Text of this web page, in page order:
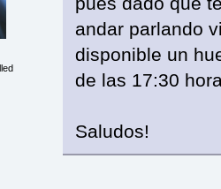
andar parlando
disponible un
de las 17:30
Saludos!